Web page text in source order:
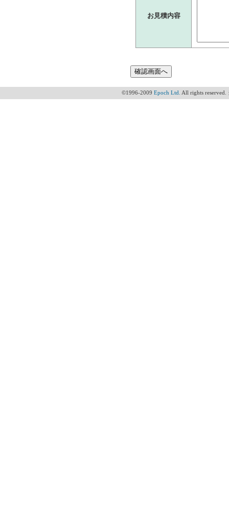
お見積内容
©1996-2009 Epoch Ltd. All rights